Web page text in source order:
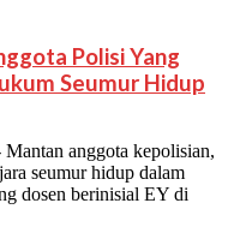
Polisi Yang
Seumur Hidup
anggota kepolisian,
seumur hidup dalam
dosen berinisial EY di